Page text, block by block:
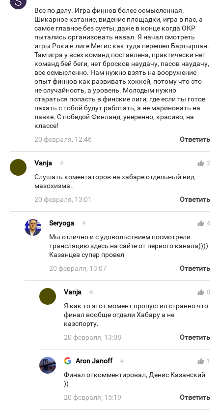
Все по делу. Игра финнов более осмысленная.
Шикарное катание, видение площадки, игра в пас, а
самое главное без суеты, даже в конце когда ОКР
пытались организовать навал. Я начал смотреть
игры Роки в лиге Метис как туда перешел Бартырлан.
Там игра у всех команд поставлена, практически нет
команд бей беги, нет бросков наудачу, пасов наудачу,
все осмысленно. Нам нужно взять на вооружение
опыт финнов как развивать хоккей, потому что это
не случайность, а уровень. Молодым нужно
стараться попасть в финские лиги, где если ты готов
пахать с тобой будут работать, а не мариновать на
лавке. С победой Финланд, уверенно, красиво, на
классе!
20 февраля, 12:46
Ответить
Vanja # thumb_up 2
Слушать коментаторов на хабаре отдельный вид
мазохизма..
20 февраля, 13:01
Ответить
Seryoga # thumb_up 4
Мы отлично и с удовольствием посмотрели
трансляцию здесь на сайте от первого канала))))
Казанцев супер провел
20 февраля, 13:07
Ответить
Vanja # thumb_up 0
Я как то этот момент пропустил странно что
финал вообще отдали Хабару а не
казспорту.
20 февраля, 13:08
Ответить
Aron Janoff # thumb_up 1
Финал откомментировал, Денис Казанский
))
20 февраля, 15:19
Ответить